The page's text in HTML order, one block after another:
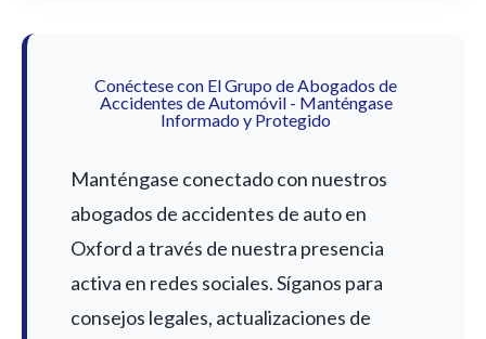
Conéctese con El Grupo de Abogados de
Accidentes de Automóvil - Manténgase
Informado y Protegido
Manténgase conectado con nuestros
abogados de accidentes de auto en
Oxford a través de nuestra presencia
activa en redes sociales. Síganos para
consejos legales, actualizaciones de